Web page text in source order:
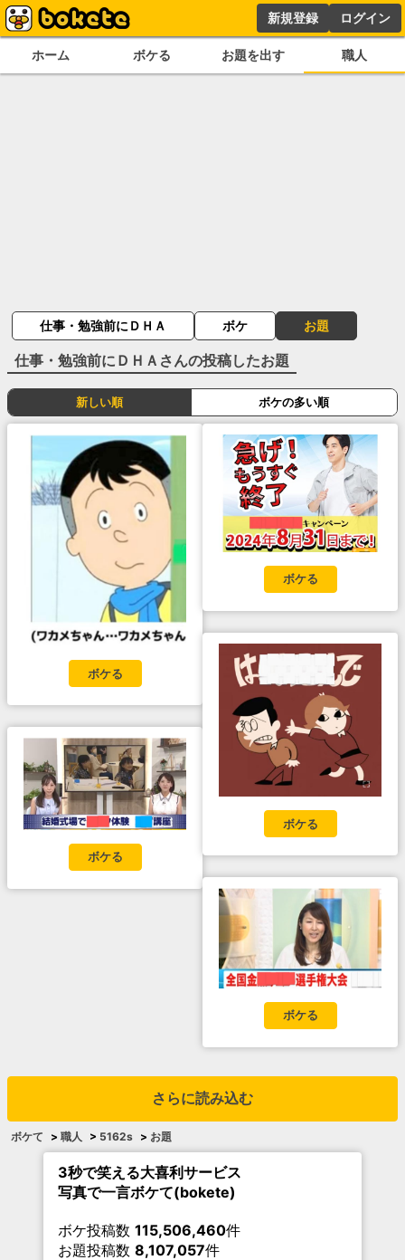
新規登録 ログイン
ホーム ボケる お題を出す 職人
仕事・勉強前にＤＨＡ ボケ お題
仕事・勉強前にＤＨＡ さんの投稿したお題
新しい順 ボケの多い順
ボケる
ボケる
ボケる
ボケる
ボケる
さらに読み込む
ボケて > 職人 > 5162s > お題
3秒で笑える大喜利サービス
写真で一言ボケて(bokete)
ボケ投稿数 115,506,460件
お題投稿数 8,107,057件